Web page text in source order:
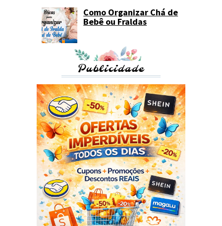
Como Organizar Chá de
Bebê ou Fraldas
Publicidade